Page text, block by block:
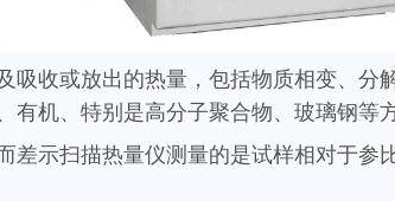
收或放出的热量，包括物质相变、分
机、特别是高分子聚合物、玻璃钢等
示扫描热量仪测量的是试样相对于